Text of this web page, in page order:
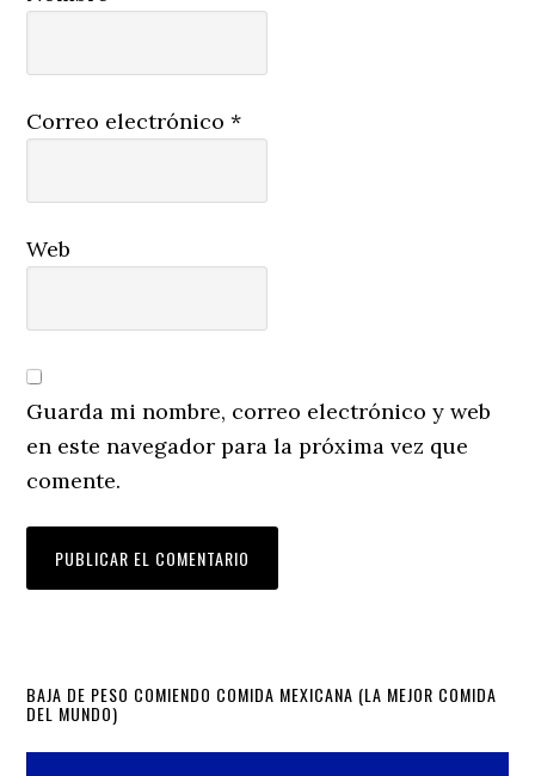
Correo electrónico*
Web
Guarda mi nombre, correo electrónico y web
en este navegador para la próxima vez que
comente.
Primary
Sidebar
BAJA DE PESO COMIENDO COMIDA MEXICANA (LA MEJOR COMIDA
DEL MUNDO)